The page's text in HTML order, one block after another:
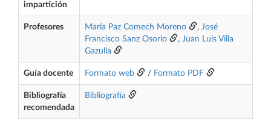
impartición
Profesores María Paz Comech Moreno , José
Francisco Sanz Osorio
, Juan Luis Villa
Gazulla
Guía docente Formato web / Formato PDF
Bibliografía
recomendada
Bibliografía